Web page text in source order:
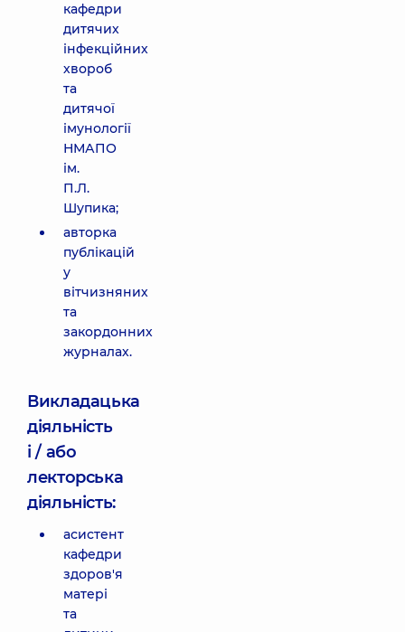
кафедри
дитячих
інфекційних
хвороб
та
дитячої
імунології
НМАПО
ім.
П.Л.
Шупика;
авторка
публікацій
у
вітчизняних
та
закордонних
журналах.
Викладацька
діяльність
і / або
лекторська
діяльність:
асистент
кафедри
здоров'я
матері
та